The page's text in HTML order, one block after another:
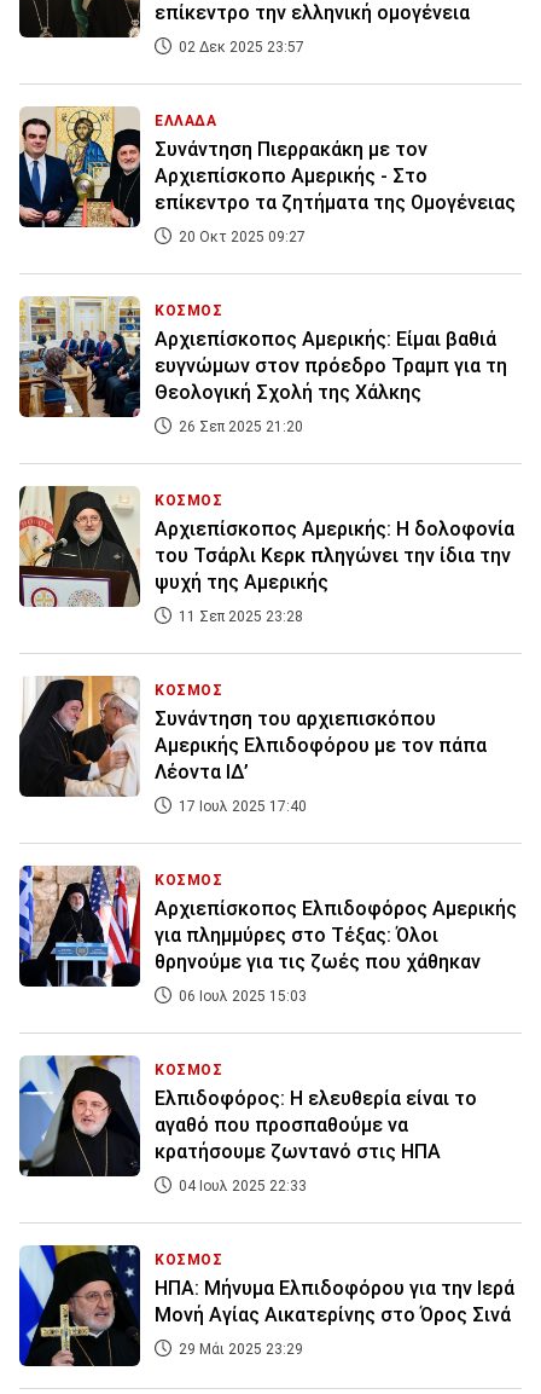
επίκεντρο την ελληνική ομογένεια
02 Δεκ 2025 23:57
ΕΛΛΑΔΑ
Συνάντηση Πιερρακάκη με τον
Αρχιεπίσκοπο Αμερικής - Στο
επίκεντρο τα ζητήματα της Ομογένειας
20 Οκτ 2025 09:27
ΚΟΣΜΟΣ
Αρχιεπίσκοπος Αμερικής: Είμαι βαθιά
ευγνώμων στον πρόεδρο Τραμπ για τη
Θεολογική Σχολή της Χάλκης
26 Σεπ 2025 21:20
ΚΟΣΜΟΣ
Aρχιεπίσκοπος Αμερικής: Η δολοφονία
του Τσάρλι Κερκ πληγώνει την ίδια την
ψυχή της Αμερικής
11 Σεπ 2025 23:28
ΚΟΣΜΟΣ
Συνάντηση του αρχιεπισκόπου
Αμερικής Ελπιδοφόρου με τον πάπα
Λέοντα ΙΔ’
17 Ιουλ 2025 17:40
ΚΟΣΜΟΣ
Αρχιεπίσκοπος Ελπιδοφόρος Αμερικής
για πλημμύρες στο Τέξας: Όλοι
θρηνούμε για τις ζωές που χάθηκαν
06 Ιουλ 2025 15:03
ΚΟΣΜΟΣ
Ελπιδοφόρος: Η ελευθερία είναι το
αγαθό που προσπαθούμε να
κρατήσουμε ζωντανό στις ΗΠΑ
04 Ιουλ 2025 22:33
ΚΟΣΜΟΣ
ΗΠΑ: Μήνυμα Ελπιδοφόρου για την Ιερά
Μονή Αγίας Αικατερίνης στο Όρος Σινά
29 Μάι 2025 23:29